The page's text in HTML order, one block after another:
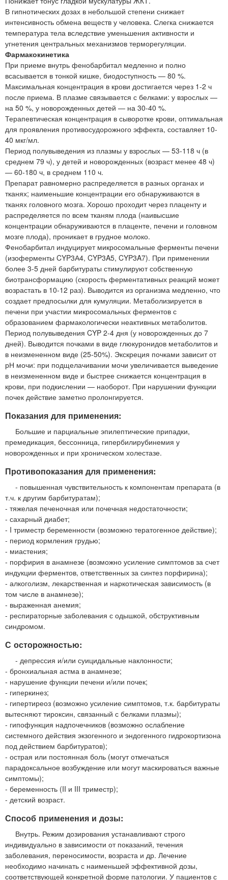
В гипнотических дозах в небольшой степени снижает
интенсивность обмена веществ у человека. Слегка снижается
температура тела вследствие уменьшения активности и
угнетения центральных механизмов терморегуляции.
Фармакокинетика
При приеме внутрь фенобарбитал медленно и полно
всасывается в тонкой кишке, биодоступность — 80 %.
Максимальная концентрация в крови достигается через 1-2 ч
после приема. В плазме связывается с белками: у взрослых —
на 50 %, у новорожденных детей — на 30-40 %.
Терапевтическая концентрация в сыворотке крови, оптимальная
для проявления противосудорожного эффекта, составляет 10-
40 мкг/мл.
Период полувыведения из плазмы у взрослых — 53-118 ч (в
среднем 79 ч), у детей и новорожденных (возраст менее 48 ч)
— 60-180 ч, в среднем 110 ч.
Препарат равномерно распределяется в разных органах и
тканях; наименьшие концентрации его обнаруживаются в
тканях головного мозга. Хорошо проходит через плаценту и
распределяется по всем тканям плода (наивысшие
концентрации обнаруживаются в плаценте, печени и головном
мозге плода), проникает в грудное молоко.
Фенобарбитал индуцирует микросомальные ферменты печени
(изоферменты CYP3А4, CYP3A5, CYP3A7). При применении
более 3-5 дней барбитураты стимулируют собственную
биотрансформацию (скорость ферментативных реакций может
возрастать в 10-12 раз). Выводится из организма медленно, что
создает предпосылки для кумуляции. Метаболизируется в
печени при участии микросомальных ферментов с
образованием фармакологически неактивных метаболитов.
Период полувыведения CYP 2-4 дня (у новорожденных до 7
дней). Выводится почками в виде глюкуронидов метаболитов и
в неизмененном виде (25-50%). Экскреция почками зависит от
рН мочи: при подщелачивании мочи увеличивается выведение
в неизмененном виде и быстрее снижается концентрация в
крови, при подкислении — наоборот. При нарушении функции
почек действие заметно пролонгируется.
Показания для применения:
Большие и парциальные эпилептические припадки,
премедикация, бессонница, гипербилирубинемия у
новорожденных и при хроническом холестазе.
Противопоказания для применения:
- повышенная чувствительность к компонентам препарата (в
т.ч. к другим барбитуратам);
- тяжелая печеночная или почечная недостаточности;
- сахарный диабет;
- I триместр беременности (возможно тератогенное действие);
- период кормления грудью;
- миастения;
- порфирия в анамнезе (возможно усиление симптомов за счет
индукции ферментов, ответственных за синтез порфирина);
- алкоголизм, лекарственная и наркотическая зависимость (в
том числе в анамнезе);
- выраженная анемия;
- респираторные заболевания с одышкой, обструктивным
синдромом.
С осторожностью:
- депрессия и/или суицидальные наклонности;
- бронхиальная астма в анамнезе;
- нарушение функции печени и/или почек;
- гиперкинез;
- гипертиреоз (возможно усиление симптомов, т.к. барбитураты
вытесняют тироксин, связанный с белками плазмы);
- гипофункция надпочечников (возможно ослабление
системного действия экзогенного и эндогенного гидрокортизона
под действием барбитуратов);
- острая или постоянная боль (могут отмечаться
парадоксальное возбуждение или могут маскироваться важные
симптомы);
- беременность (II и III триместр);
- детский возраст.
Способ применения и дозы:
Внутрь. Режим дозирования устанавливают строго
индивидуально в зависимости от показаний, течения
заболевания, переносимости, возраста и др. Лечение
необходимо начинать с наименьшей эффективной дозы,
соответствующей конкретной форме патологии. У пациентов с